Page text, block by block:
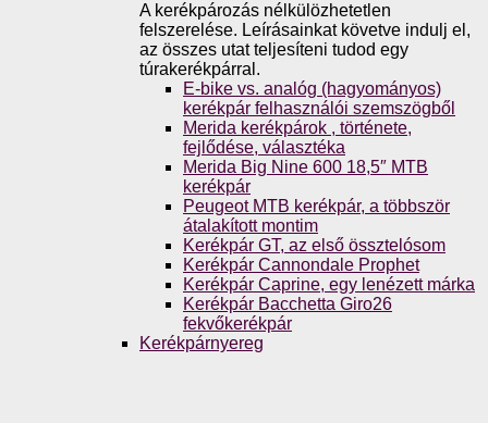
A kerékpározás nélkülözhetetlen
felszerelése. Leírásainkat követve indulj el,
az összes utat teljesíteni tudod egy
túrakerékpárral.
E-bike vs. analóg (hagyományos)
kerékpár felhasználói szemszögből
Merida kerékpárok , története,
fejlődése, választéka
Merida Big Nine 600 18,5″ MTB
kerékpár
Peugeot MTB kerékpár, a többször
átalakított montim
Kerékpár GT, az első össztelósom
Kerékpár Cannondale Prophet
Kerékpár Caprine, egy lenézett márka
Kerékpár Bacchetta Giro26
fekvőkerékpár
Kerékpárnyereg